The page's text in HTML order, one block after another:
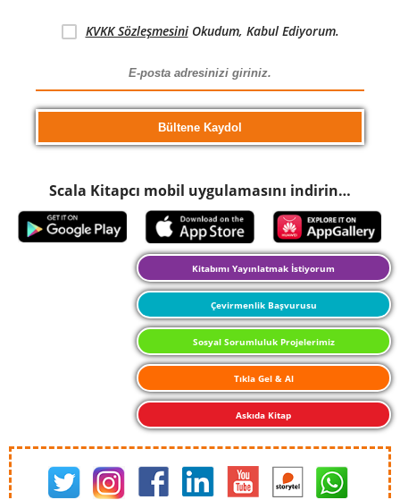
KVKK SözleşmesiniOkudum, Kabul Ediyorum.
Scala Kitapcı mobil uygulamasını indirin…
Kitabımı Yayınlatmak İstiyorum
Çevirmenlik Başvurusu
Sosyal Sorumluluk Projelerimiz
Tıkla Gel & Al
Askıda Kitap